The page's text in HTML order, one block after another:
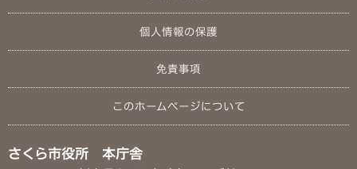
個人情報の保護
免責事項
このホームページについて
さくら市役所 本庁舎